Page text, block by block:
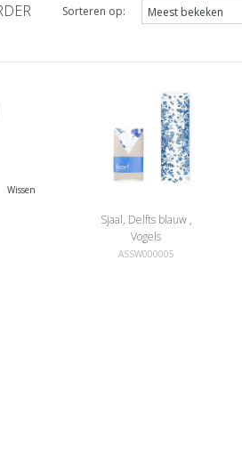
Sorteren op:
Wissen
Sjaal, Delfts blauw ,
Vogels
ASSW000005